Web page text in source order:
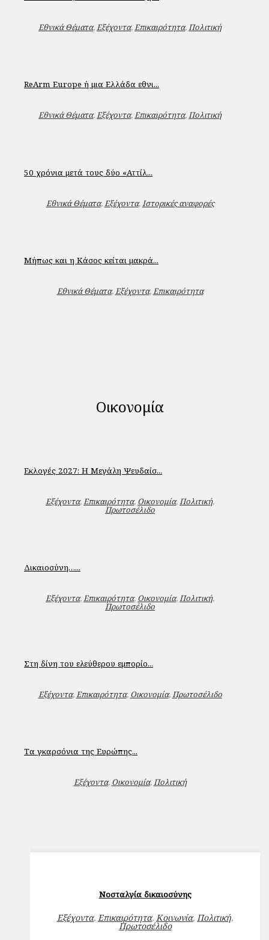
Εθνικά Θέματα,Εξέχοντα,Επικαιρότητα,Πολιτική
ReArm Εurope ή μια Ελλάδα εθνι...
Εθνικά Θέματα,Εξέχοντα,Επικαιρότητα,Πολιτική
50 χρόνια μετά τους δύο «Αττίλ...
Εθνικά Θέματα,Εξέχοντα,Ιστορικές αναφορές
Μήπως και η Κάσος κείται μακρά...
Εθνικά Θέματα,Εξέχοντα,Επικαιρότητα
Οικονομία
Εκλογές 2027: Η Μεγάλη Ψευδαίσ...
Εξέχοντα,Επικαιρότητα, Οικονομία,Πολιτική,
Πρωτοσέλιδο
Δικαιοσύνη…...
Εξέχοντα, Επικαιρότητα, Οικονομία, Πολιτική,
Πρωτοσέλιδο
Στη δίνη του ελεύθερου εμπορίο...
Εξέχοντα,Επικαιρότητα, Οικονομία,Πρωτοσέλιδο
Τα γκαρσόνια της Ευρώπης...
Εξέχοντα, Οικονομία,Πολιτική
Νοσταλγία δικαιοσύνης
Εξέχοντα, Επικαιρότητα, Κοινωνία, Πολιτική,
Πρωτοσέλιδο